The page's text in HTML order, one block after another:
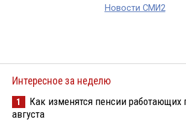
Новости СМИ2
Интересное за неделю
1
Как изменятся пенсии работающих
августа